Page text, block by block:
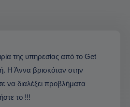
της υπηρεσίας από το Get
Η Άννα βρισκόταν στην
να διαλέξει προβλήματα
το !!!